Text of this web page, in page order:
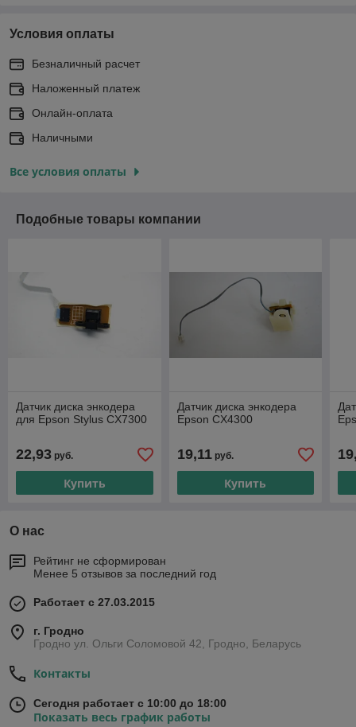
Условия оплаты
Безналичный расчет
Наложенный платеж
Онлайн-оплата
Наличными
Все условия оплаты
Подобные товары компании
Датчик диска энкодера
для Epson Stylus CX7300
22,93 руб.
Купить
Датчик диска энкодера
Epson CX4300
19,11руб.
Купить
О нас
Рейтинг не сформирован
Менее 5 отзывов за последний год
Работает с 27.03.2015
г. Гродно
Гродно ул. Ольги Соломовой 42, Гродно, Беларусь
Контакты
Сегодня работает с 10:00 до 18:00
Показать весь график работы